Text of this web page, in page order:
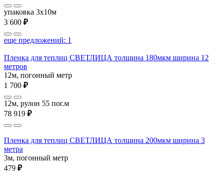
упаковка 3x10м
3 600 ₽
еще предложений: 1
Пленка для теплиц СВЕТЛИЦА толщина 180мкм ширина 12
метров
12м, погонный метр
1 700 ₽
12м, рулон 55 пог.м
78 919 ₽
Пленка для теплиц СВЕТЛИЦА толщина 200мкм ширина 3
метра
3м, погонный метр
479 ₽